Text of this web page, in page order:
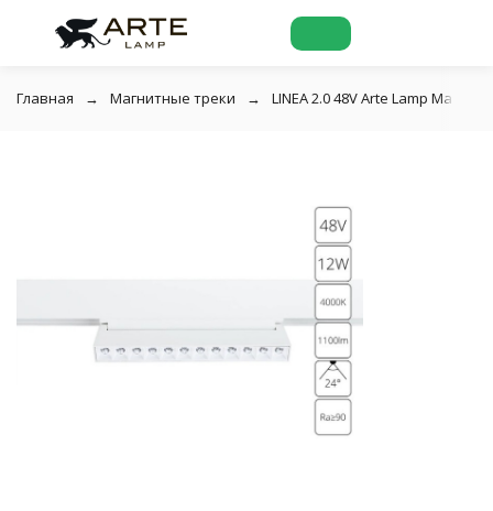
Главная Магнитные треки LINEA 2.0 48V Arte Lamp